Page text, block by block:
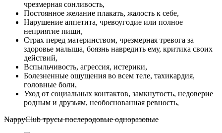
чрезмерная сонливость,
Постоянное желание плакать, жалость к себе,
Нарушение аппетита, чревоугодие или полное
неприятие пищи,
Страх перед материнством, чрезмерная тревога за
здоровье малыша, боязнь навредить ему, критика своих
действий,
Вспыльчивость, агрессия, истерики,
Болезненные ощущения во всем теле, тахикардия,
головные боли,
Уход от социальных контактов, замкнутость, недоверие
родным и друзьям, необоснованная ревность,
NappyClub трусы послеродовые одноразовые